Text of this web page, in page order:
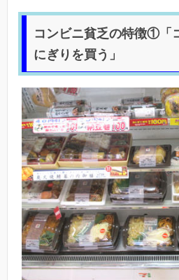
コンビニ貧乏の特徴①「
にぎりを買う」